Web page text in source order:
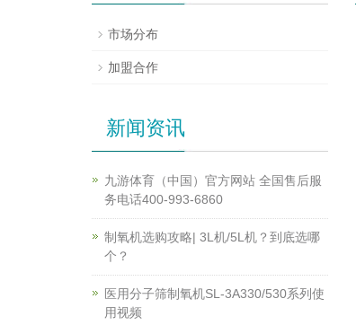
市场分布
加盟合作
新闻资讯
九游体育（中国）官方网站 全国售后服
务电话400-993-6860
制氧机选购攻略| 3L机/5L机？到底选哪
个？
医用分子筛制氧机SL-3A330/530系列使
用视频